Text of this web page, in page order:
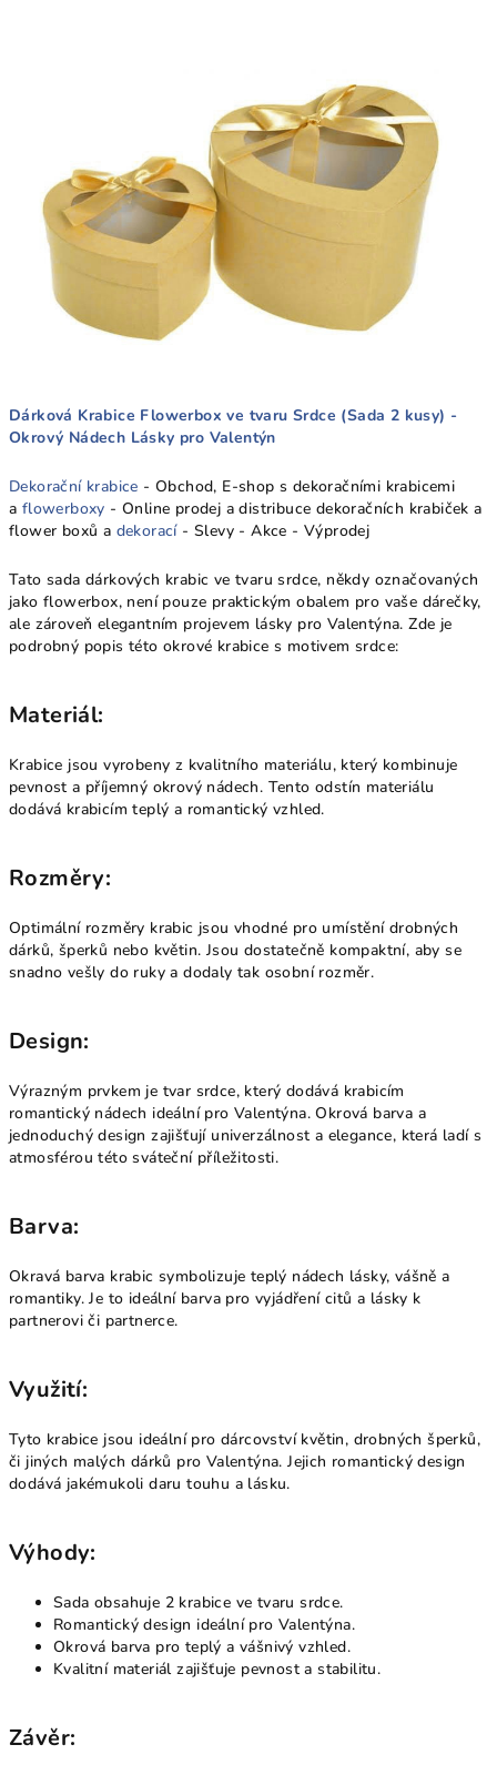
Dárková Krabice Flowerbox ve tvaru Srdce (Sada 2 kusy) -
Okrový Nádech Lásky pro Valentýn
Dekorační krabice - Obchod, E-shop s dekoračními krabicemi
a flowerboxy - Online prodej a distribuce dekoračních krabiček a
flower boxů a dekorací- Slevy - Akce - Výprodej
Tato sada dárkových krabic ve tvaru srdce, někdy označovaných
jako flowerbox, není pouze praktickým obalem pro vaše dárečky,
ale zároveň elegantním projevem lásky pro Valentýna. Zde je
podrobný popis této okrové krabice s motivem srdce:
Materiál:
Krabice jsou vyrobeny z kvalitního materiálu, který kombinuje
pevnost a příjemný okrový nádech. Tento odstín materiálu
dodává krabicím teplý a romantický vzhled.
Rozměry:
Optimální rozměry krabic jsou vhodné pro umístění drobných
dárků, šperků nebo květin. Jsou dostatečně kompaktní, aby se
snadno vešly do ruky a dodaly tak osobní rozměr.
Design:
Výrazným prvkem je tvar srdce, který dodává krabicím
romantický nádech ideální pro Valentýna. Okrová barva a
jednoduchý design zajišťují univerzálnost a elegance, která ladí s
atmosférou této sváteční příležitosti.
Barva:
Okravá barva krabic symbolizuje teplý nádech lásky, vášně a
romantiky. Je to ideální barva pro vyjádření citů a lásky k
partnerovi či partnerce.
Využití:
Tyto krabice jsou ideální pro dárcovství květin, drobných šperků,
či jiných malých dárků pro Valentýna. Jejich romantický design
dodává jakémukoli daru touhu a lásku.
Výhody:
Sada obsahuje 2 krabice ve tvaru srdce.
Romantický design ideální pro Valentýna.
Okrová barva pro teplý a vášnivý vzhled.
Kvalitní materiál zajišťuje pevnost a stabilitu.
Závěr: